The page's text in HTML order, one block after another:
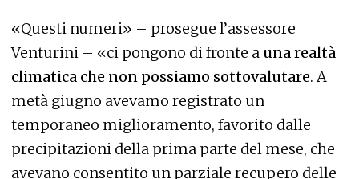
«Questi numeri» – prosegue l’assessore
Venturini – «ci pongono di fronte a una realtà
climatica che non possiamo sottovalutare. A
metà giugno avevamo registrato un
temporaneo miglioramento, favorito dalle
precipitazioni della prima parte del mese, che
avevano consentito un parziale recupero delle